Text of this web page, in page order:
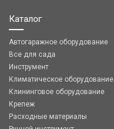
Каталог
Автогаражное оборудование
Все для сада
Инструмент
Климатическое оборудование
Клининговое оборудование
Крепеж
Расходные материалы